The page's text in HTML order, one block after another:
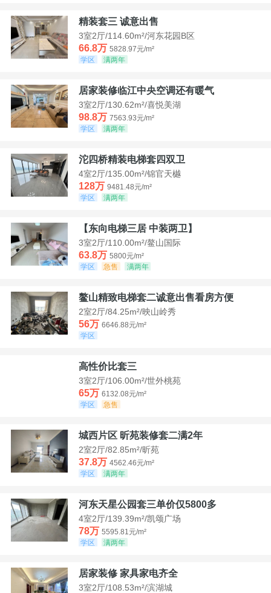
精装套三 诚意出售
3室2厅/114.60m²/河东花园B区
66.8万 5828.97元/m²
学区
满两年
居家装修临江中央空调还有暖气
3室2厅/130.62m²/喜悦美湖
98.8万 7563.93元/m²
学区
满两年
沱四桥精装电梯套四双卫
4室2厅/135.00m²/锦官天樾
128万 9481.48元/m²
学区
满两年
【东向电梯三居 中装两卫】
3室2厅/110.00m²/鳌山国际
63.8万 5800元/m²
学区
急售 满两年
鳌山精致电梯套二诚意出售看房方便
2室2厅/84.25m²/映山岭秀
56万 6646.88元/m²
学区
高性价比套三
3室2厅/106.00m²/世外桃苑
65万 6132.08元/m²
学区
急售
城西片区 昕苑装修套二满2年
2室2厅/82.85m²/昕苑
37.8万 4562.46元/m²
学区
满两年
河东天星公园套三单价仅5800多
4室2厅/139.39m²/凯颂广场
78万 5595.81元/m²
学区
满两年
居家装修 家具家电齐全
3室2厅/108.53m²/滨湖城